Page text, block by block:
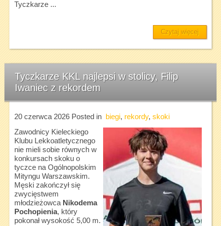
Tyczkarze ...
Czytaj więcej
Tyczkarze KKL najlepsi w stolicy, Filip
Iwaniec z rekordem
20 czerwca 2026Posted in biegi, rekordy, skoki
Zawodnicy Kieleckiego
Klubu Lekkoatletycznego
nie mieli sobie równych w
konkursach skoku o
tyczce na Ogólnopolskim
Mityngu Warszawskim.
Męski zakończył się
zwycięstwem
młodzieżowca Nikodema
Pochopienia, który
pokonał wysokość 5,00 m.